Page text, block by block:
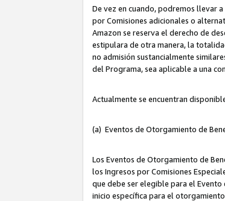
De vez en cuando, podremos llevar
por Comisiones adicionales o
Amazon se reserva el derecho de
estipulara de otra manera, la
no admisión sustancialmente
del Programa, sea aplicable a una
Actualmente se encuentran
(a) Eventos de Otorgamiento de
Los Eventos de Otorgamiento de
los Ingresos por Comisiones
que debe ser elegible para el Evento
inicio específica para el